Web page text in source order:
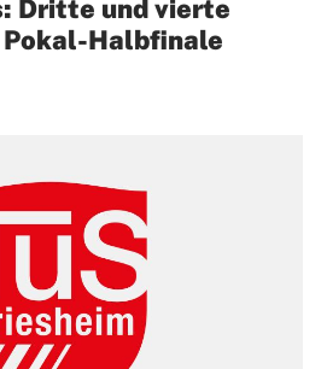
Dritte und vierte
Halbfinale